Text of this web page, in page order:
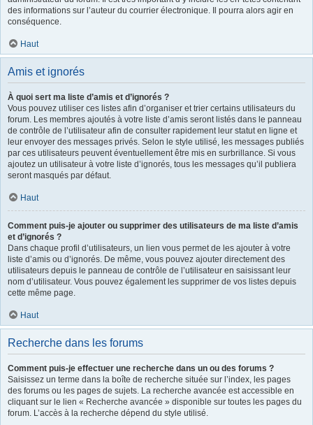
des informations sur l’auteur du courrier électronique. Il pourra alors agir en
conséquence.
Haut
Amis et ignorés
À quoi sert ma liste d’amis et d’ignorés ?
Vous pouvez utiliser ces listes afin d’organiser et trier certains utilisateurs du
forum. Les membres ajoutés à votre liste d’amis seront listés dans le panneau
de contrôle de l’utilisateur afin de consulter rapidement leur statut en ligne et
leur envoyer des messages privés. Selon le style utilisé, les messages publiés
par ces utilisateurs peuvent éventuellement être mis en surbrillance. Si vous
ajoutez un utilisateur à votre liste d’ignorés, tous les messages qu’il publiera
seront masqués par défaut.
Haut
Comment puis-je ajouter ou supprimer des utilisateurs de ma liste d’amis
et d’ignorés ?
Dans chaque profil d’utilisateurs, un lien vous permet de les ajouter à votre
liste d’amis ou d’ignorés. De même, vous pouvez ajouter directement des
utilisateurs depuis le panneau de contrôle de l’utilisateur en saisissant leur
nom d’utilisateur. Vous pouvez également les supprimer de vos listes depuis
cette même page.
Haut
Recherche dans les forums
Comment puis-je effectuer une recherche dans un ou des forums ?
Saisissez un terme dans la boîte de recherche située sur l’index, les pages
des forums ou les pages de sujets. La recherche avancée est accessible en
cliquant sur le lien « Recherche avancée » disponible sur toutes les pages du
forum. L’accès à la recherche dépend du style utilisé.